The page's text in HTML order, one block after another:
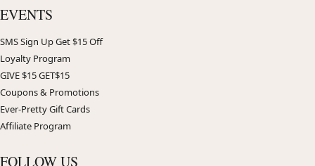
EVENTS
SMS Sign Up Get $15 Off
Loyalty Program
GIVE $15 GET$15
Coupons & Promotions
Ever-Pretty Gift Cards
Affiliate Program
FOLLOW US